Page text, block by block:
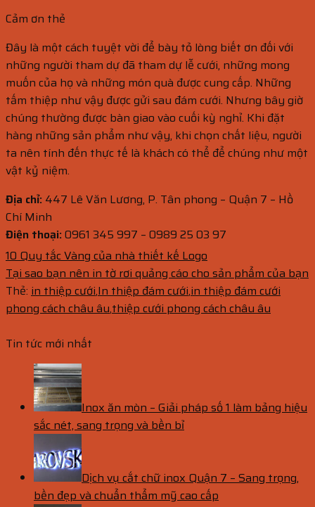
Cảm ơn thẻ
Đây là một cách tuyệt vời để bày tỏ lòng biết ơn đối với
những người tham dự đã tham dự lễ cưới, những mong
muốn của họ và những món quà được cung cấp. Những
tấm thiệp như vậy được gửi sau đám cưới. Nhưng bây giờ
chúng thường được bàn giao vào cuối kỳ nghỉ. Khi đặt
hàng những sản phẩm như vậy, khi chọn chất liệu, người
ta nên tính đến thực tế là khách có thể để chúng như một
vật kỷ niệm.
Địa chỉ: 447 Lê Văn Lương, P. Tân phong – Quận 7 – Hồ
Chí Minh
Điện thoại:0961 345 997 – 0989 25 03 97
10 Quy tắc Vàng của nhà thiết kế Logo
Tại sao bạn nên in tờ rơi quảng cáo cho sản phẩm của bạn
Thẻ: in thiệp cưới,In thiệp đám cưới,in thiệp đám cưới
phong cách châu âu,thiệp cưới phong cách châu âu
Tin tức mới nhất
Inox ăn mòn – Giải pháp số 1 làm bảng hiệu
sắc nét, sang trọng và bền bỉ
Dịch vụ cắt chữ inox Quận 7 – Sang trọng,
bền đẹp và chuẩn thẩm mỹ cao cấp